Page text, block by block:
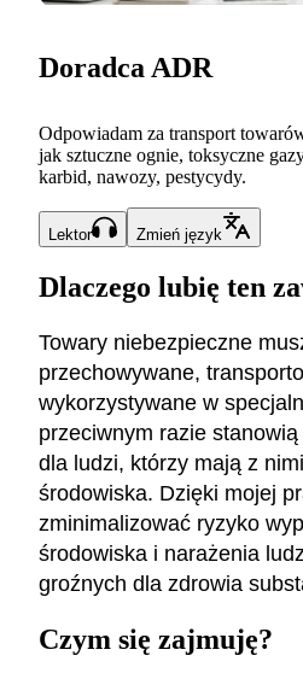
Doradca ADR
Odpowiadam za transport
jak sztuczne ognie, toksyczne
karbid, nawozy, pestycydy.
Lektor Zmień język
Dlaczego lubię ten
Towary niebezpieczne
przechowywane,
wykorzystywane w
przeciwnym razie
dla ludzi, którzy mają z
środowiska. Dzięki mojej
zminimalizować ryzyko
środowiska i narażenia
groźnych dla zdrowia
Czym się zajmuję?